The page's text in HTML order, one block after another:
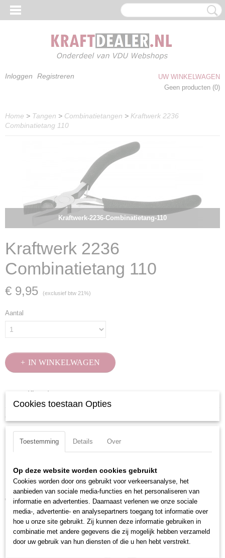
Inloggen Registreren
UW WINKELWAGEN
Geen producten (0)
Home > Tangen > Combinatietangen > Kraftwerk 2236
Combinatietang 110
Kraftwerk-2236-Combinatietang-110
Kraftwerk 2236
Combinatietang 110
€ 9,95 (exclusief btw 21%)
Aantal
IN WINKELWAGEN
Specificaties
2236
7612206057882
2236
Kraftwerk 3281-180 Combinatietang 180 mm
€ 18,82
Cookies toestaan Opties
Toestemming Details Over
Op deze website worden cookies gebruikt
Cookies worden door ons gebruikt voor verkeersanalyse, het
aanbieden van sociale media-functies en het personaliseren van
informatie en advertenties. Daarnaast verlenen we onze sociale
media-, advertentie- en analysepartners toegang tot informatie over
hoe u onze site gebruikt. Zij kunnen deze informatie gebruiken in
combinatie met andere gegevens die zij mogelijk hebben verzameld
door uw gebruik van hun diensten of die u hen hebt verstrekt.